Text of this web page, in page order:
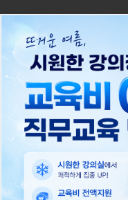
펼쳐두기